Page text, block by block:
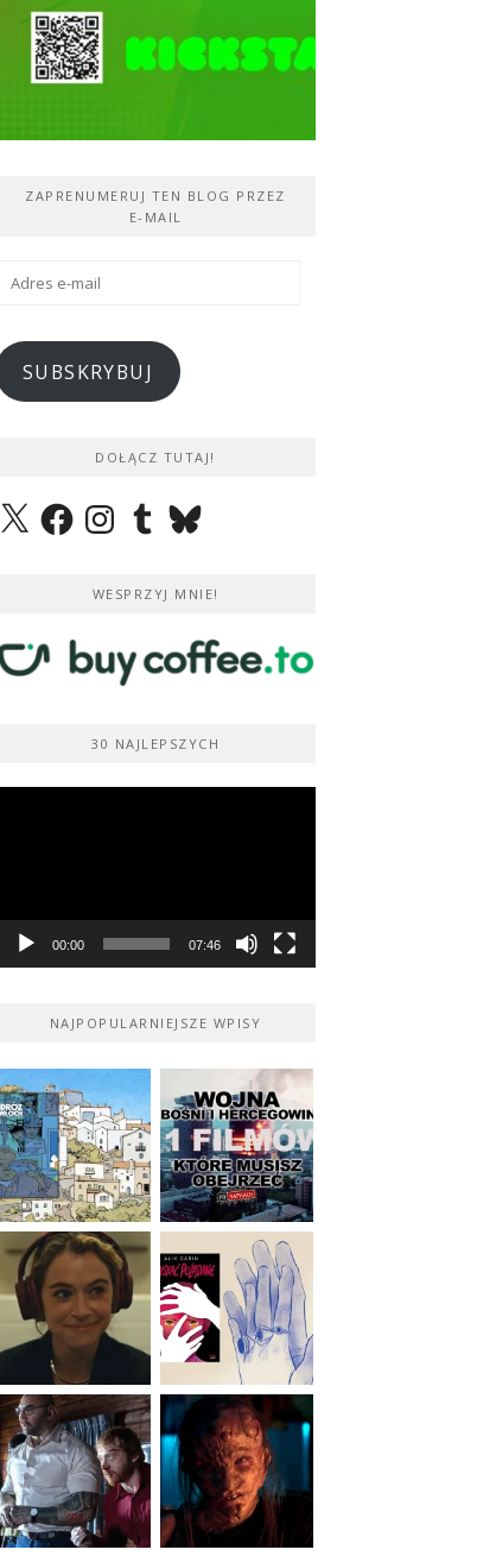
ZAPRENUMERUJ TEN BLOG PRZEZ
E-MAIL
Adres
SUBSKRYBUJ
DOŁĄCZ TUTAJ!
X FacebookInstagramTumblrBluesky
WESPRZYJ MNIE!
30 NAJLEPSZYCH
00:00 07:46
NAJPOPULARNIEJSZE WPISY